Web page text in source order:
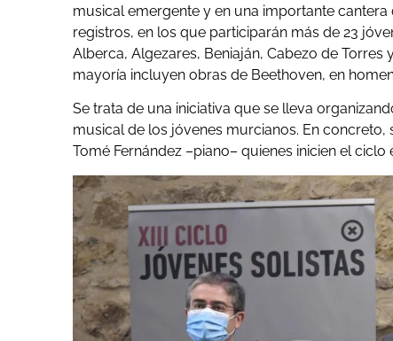
musical emergente y en una importante
registros, en los que participarán más de 23
Alberca, Algezares, Beniaján, Cabezo de
mayoría incluyen obras de Beethoven, en
Se trata de una iniciativa que se lleva
musical de los jóvenes murcianos. En
Tomé Fernández –piano– quienes inicien el